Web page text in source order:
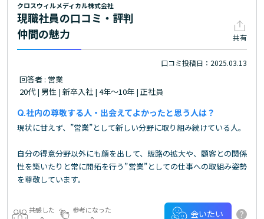
クロスウィルメディカル株式会社
現職社員の口コミ・評判
仲間の魅力
共有
口コミ投稿日：2025.03.13
回答者 : 営業
20代 | 男性 | 新卒入社 | 4年～10年 | 正社員
社内の尊敬する人・出会えてよかったと思う人は？
現状に甘えず、”営業”として新しい分野に取り組み続けている人。
自分の得意分野以外にも顔を出して、販路の拡大や、顧客との関係
性を築いたりと常に開拓を行う”営業”としての仕事への取組み姿勢
を尊敬しています。
共感した
参考になった
会いたい ?